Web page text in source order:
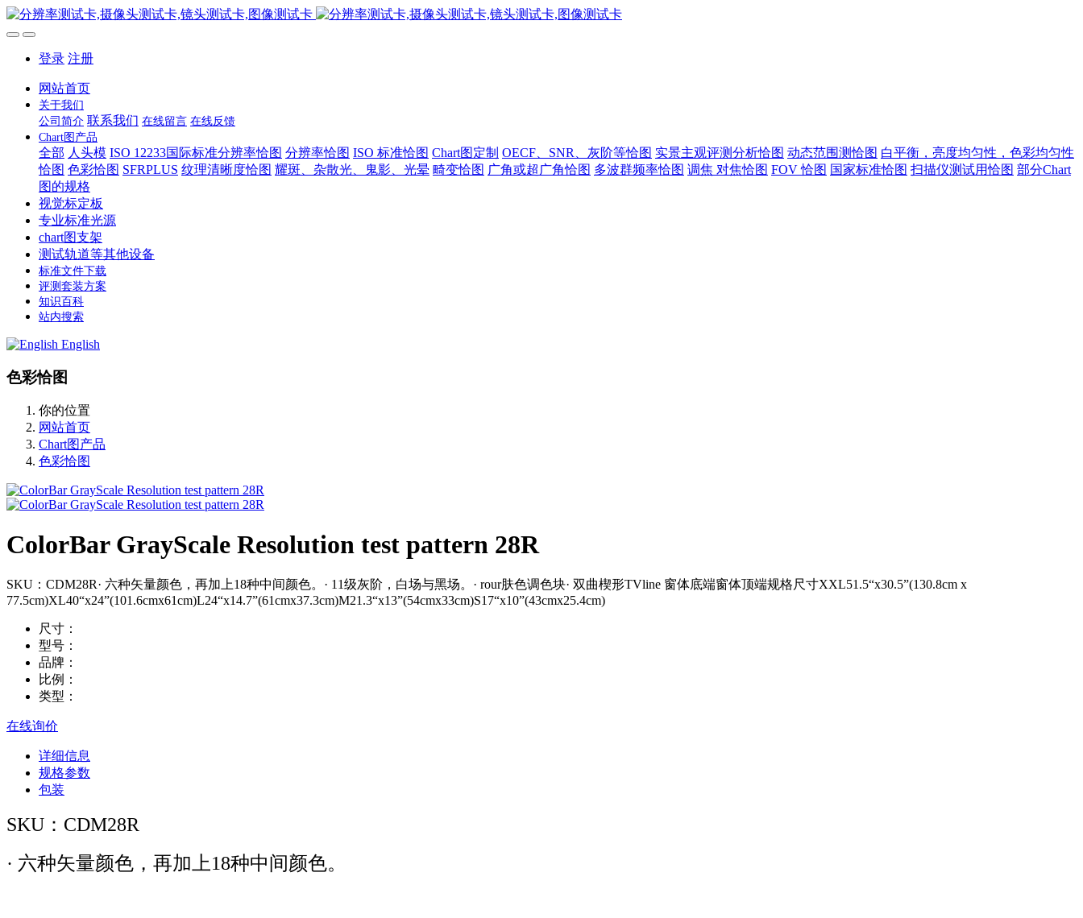
登录 注册
网站首页
关于我们
公司简介 联系我们 在线留言 在线反馈
Chart图产品
全部 人头模 ISO 12233国际标准分辨率恰图 分辨率恰图 ISO 标准恰图 Chart图定制 OECF、SNR、灰阶等恰图 实景主观评测分析恰图 动态范围测恰图 白平衡，亮度均匀性，色彩均匀性
恰图 色彩恰图 SFRPLUS 纹理清晰度恰图 耀斑、杂散光、鬼影、光晕 畸变恰图 广角或超广角恰图 多波群频率恰图 调焦 对焦恰图 FOV 恰图 国家标准恰图 扫描仪测试用恰图 部分Chart
图的规格
视觉标定板
专业标准光源
chart图支架
测试轨道等其他设备
标准文件下载
评测套装方案
知识百科
站内搜索
English
色彩恰图
你的位置
网站首页
Chart图产品
色彩恰图
ColorBar GrayScale Resolution test pattern 28R
SKU：CDM28R· 六种矢量颜色，再加上18种中间颜色。· 11级灰阶，白场与黑场。· rour肤色调色块· 双曲楔形TVline 窗体底端窗体顶端规格尺寸XXL51.5“x30.5”(130.8cm x
77.5cm)XL40“x24”(101.6cmx61cm)L24“x14.7”(61cmx37.3cm)M21.3“x13”(54cmx33cm)S17“x10”(43cmx25.4cm)
尺寸：
型号：
品牌：
比例：
类型：
在线询价
详细信息
规格参数
包装
SKU：CDM28R
· 六种矢量颜色，再加上18种中间颜色。